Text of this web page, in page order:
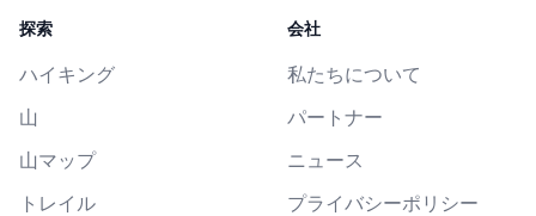
探索
ハイキング
山
山マップ
トレイル
会社
私たちについて
パートナー
ニュース
プライバシーポリシー